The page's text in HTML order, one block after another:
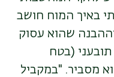
באיך המוח חושב
שהוא עסוק
תובעני (בטח
מסביר. "במקביל